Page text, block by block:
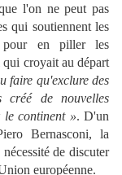
l'on ne peut pas
qui soutiennent les
pour en piller les
croyait au départ
faire qu'exclure des
créé de nouvelles
le continent ». D'un
Bernasconi, la
de discuter
européenne.